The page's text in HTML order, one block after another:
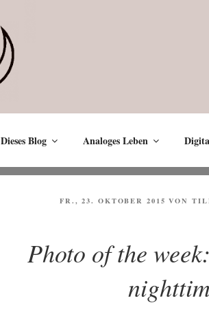
Dieses Blog Analoges Leben
VERÖFFENTLICHT
FR., 23. OKTOBER 2015 VON
Photo of the